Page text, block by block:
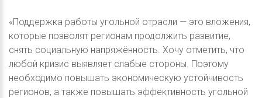
«Поддержка работы угольной отрасли — это вложения,
которые позволят регионам продолжить развитие,
снять социальную напряжённость. Хочу отметить, что
любой кризис выявляет слабые стороны. Поэтому
необходимо повышать экономическую устойчивость
регионов, а также повышать эффективность угольной